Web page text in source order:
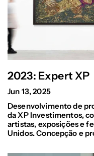
2023: Expert XP
Jun 13, 2025
Desenvolvimento de
da XP Investimentos,
artistas, exposições e
Unidos. Concepção e